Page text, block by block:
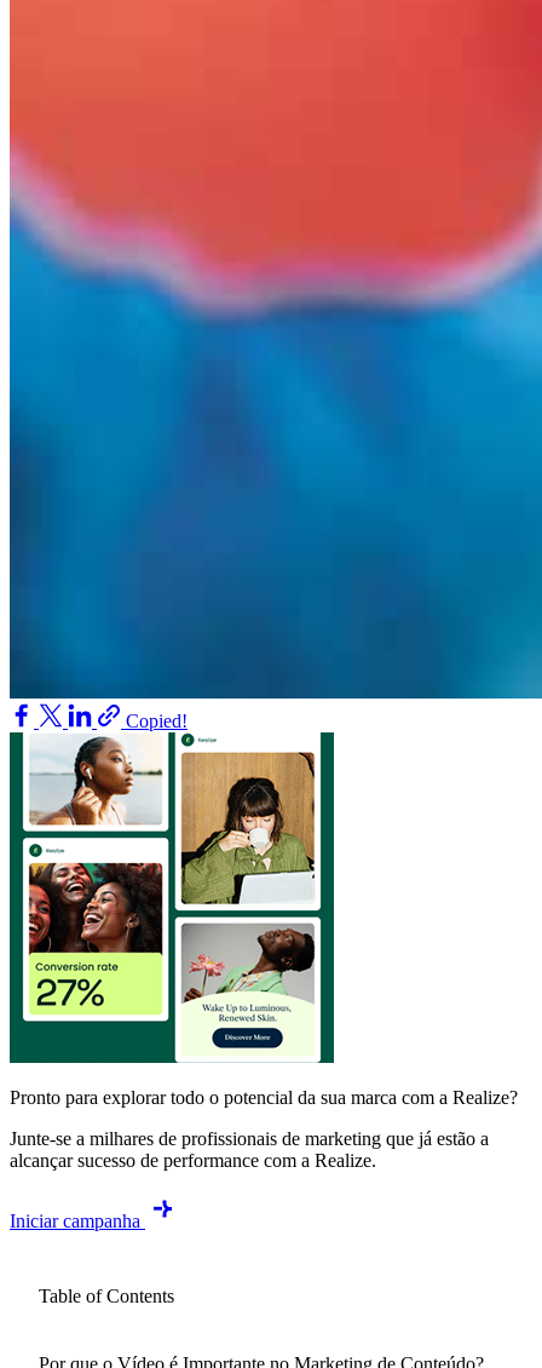
Copied!
Pronto para explorar todo o potencial da sua marca com a Realize?
Junte-se a milhares de profissionais de marketing que já estão a
alcançar sucesso de performance com a Realize.
Iniciar campanha
Table of Contents